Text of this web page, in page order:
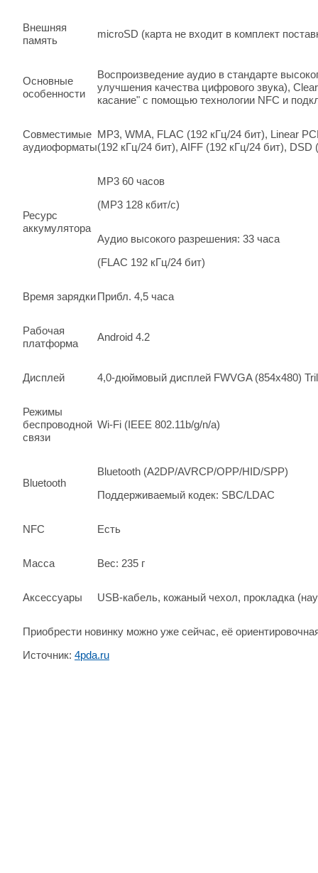
Внешняя
память
microSD (карта не входит в комплект
Основные
особенности
Воспроизведение аудио в стандарте
улучшения качества цифрового звука),
касание" с помощью технологии NFC и
Совместимые
аудиоформаты
MP3, WMA, FLAC (192 кГц/24 бит), Linear
(192 кГц/24 бит), AIFF (192 кГц/24 бит),
Ресурс
аккумулятора
MP3 60 часов
(MP3 128 кбит/с)
Аудио высокого разрешения: 33 часа
(FLAC 192 кГц/24 бит)
Время зарядкиПрибл. 4,5 часа
Рабочая
платформа
Android 4.2
Дисплей 4,0-дюймовый дисплей FWVGA (854x480)
Режимы
беспроводной
связи
Wi-Fi (IEEE 802.11b/g/n/a)
Bluetooth
Bluetooth (A2DP/AVRCP/OPP/HID/SPP)
Поддерживаемый кодек: SBC/LDAC
NFC Есть
Масса Вес: 235 г
Аксессуары USB-кабель, кожаный чехол, прокладка
Приобрести новинку можно уже сейчас, её
Источник: 4pda.ru